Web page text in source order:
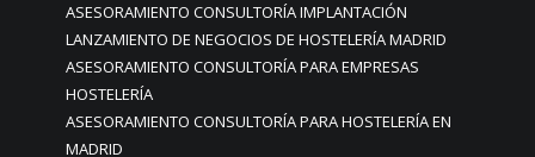
ASESORAMIENTO CONSULTORÍA IMPLANTACIÓN
LANZAMIENTO DE NEGOCIOS DE HOSTELERÍA MADRID
ASESORAMIENTO CONSULTORÍA PARA EMPRESAS
HOSTELERÍA
ASESORAMIENTO CONSULTORÍA PARA HOSTELERÍA EN
MADRID